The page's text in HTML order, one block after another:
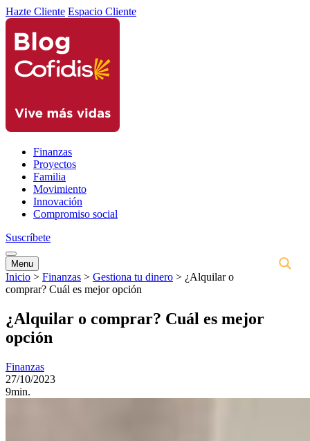
Hazte Cliente Espacio Cliente
Finanzas
Proyectos
Familia
Movimiento
Innovación
Compromiso social
Suscríbete
Menu
Inicio > Finanzas > Gestiona tu dinero > ¿Alquilar o
comprar? Cuál es mejor opción
¿Alquilar o comprar? Cuál es mejor
opción
Finanzas
27/10/2023
9min.